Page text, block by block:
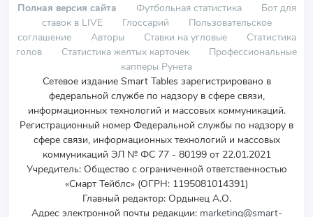
Полная версия сайта Футбольная статистика
Бот для
ставок в LIVE
Глоссарий
Пользовательское
соглашение
Авторы Ставки на угловые
Статистика
голов
Статистика желтых карточек
Профессиональные
капперы Рунета
Сетевое издание Smart Tables зарегистрировано в
федеральной службе по надзору в сфере связи,
информационных технологий и массовых коммуникаций.
Регистрационный номер Федеральной службы по надзору в
сфере связи, информационных технологий и массовых
коммуникаций ЭЛ № ФС 77 - 80199 от 22.01.2021
Учредитель: Общество с ограниченной ответственностью
«Смарт Тейблс» (ОГРН: 1195081014391)
Главный редактор: Ордынец А.О.
Адрес электронной почты редакции: marketing@smart-